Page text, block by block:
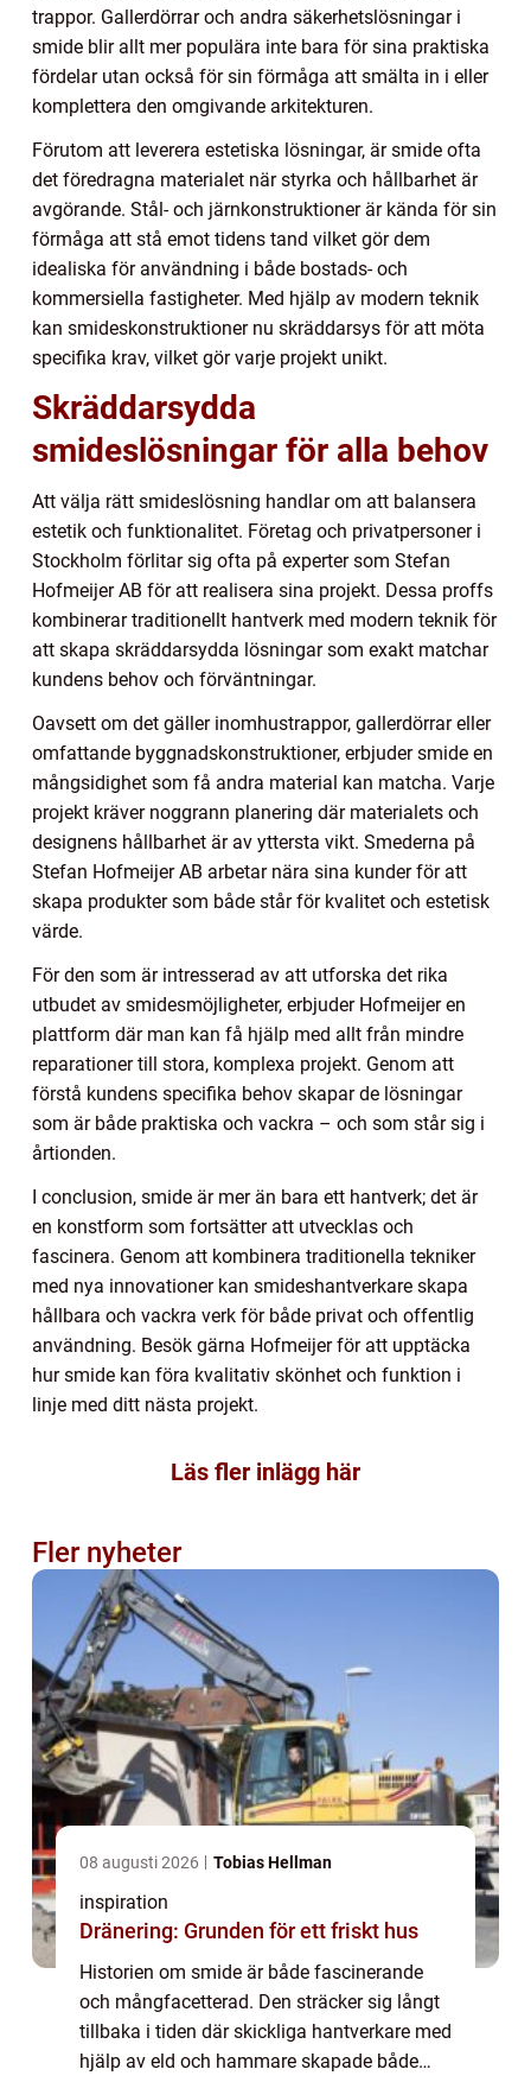
trappor. Gallerdörrar och andra säkerhetslösningar i
smide blir allt mer populära inte bara för sina praktiska
fördelar utan också för sin förmåga att smälta in i eller
komplettera den omgivande arkitekturen.
Förutom att leverera estetiska lösningar, är smide ofta
det föredragna materialet när styrka och hållbarhet är
avgörande. Stål- och järnkonstruktioner är kända för sin
förmåga att stå emot tidens tand vilket gör dem
idealiska för användning i både bostads- och
kommersiella fastigheter. Med hjälp av modern teknik
kan smideskonstruktioner nu skräddarsys för att möta
specifika krav, vilket gör varje projekt unikt.
Skräddarsydda
smideslösningar för alla behov
Att välja rätt smideslösning handlar om att balansera
estetik och funktionalitet. Företag och privatpersoner i
Stockholm förlitar sig ofta på experter som Stefan
Hofmeijer AB för att realisera sina projekt. Dessa proffs
kombinerar traditionellt hantverk med modern teknik för
att skapa skräddarsydda lösningar som exakt matchar
kundens behov och förväntningar.
Oavsett om det gäller inomhustrappor, gallerdörrar eller
omfattande byggnadskonstruktioner, erbjuder smide en
mångsidighet som få andra material kan matcha. Varje
projekt kräver noggrann planering där materialets och
designens hållbarhet är av yttersta vikt. Smederna på
Stefan Hofmeijer AB arbetar nära sina kunder för att
skapa produkter som både står för kvalitet och estetisk
värde.
För den som är intresserad av att utforska det rika
utbudet av smidesmöjligheter, erbjuder Hofmeijer en
plattform där man kan få hjälp med allt från mindre
reparationer till stora, komplexa projekt. Genom att
förstå kundens specifika behov skapar de lösningar
som är både praktiska och vackra – och som står sig i
årtionden.
I conclusion, smide är mer än bara ett hantverk; det är
en konstform som fortsätter att utvecklas och
fascinera. Genom att kombinera traditionella tekniker
med nya innovationer kan smideshantverkare skapa
hållbara och vackra verk för både privat och offentlig
användning. Besök gärna Hofmeijer för att upptäcka
hur smide kan föra kvalitativ skönhet och funktion i
linje med ditt nästa projekt.
Läs fler inlägg här
Fler nyheter
08 augusti 2026 Tobias Hellman
inspiration
Dränering: Grunden för ett friskt hus
Historien om smide är både fascinerande
och mångfacetterad. Den sträcker sig långt
tillbaka i tiden där skickliga hantverkare med
hjälp av eld och hammare skapade både